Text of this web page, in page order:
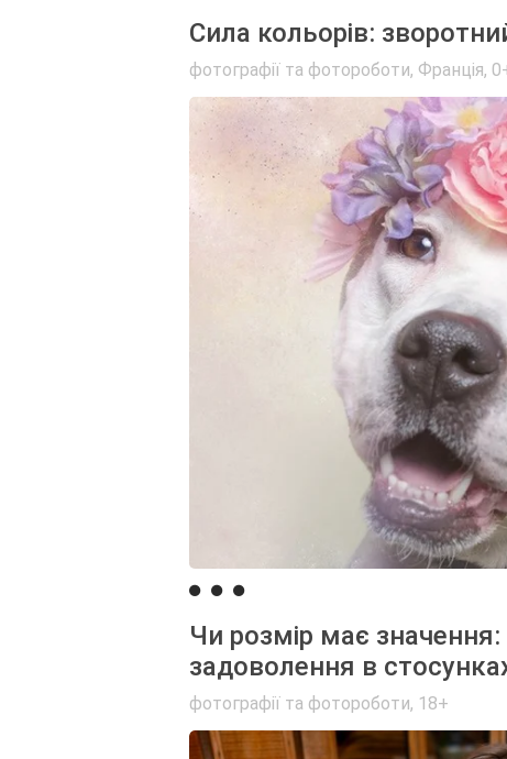
Сила кольорів:
фотографії та фотороботи, Франція,
Чи розмір має
задоволення в
фотографії та фотороботи, 18+